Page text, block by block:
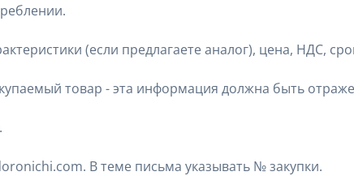
(если предлагаете аналог), цена, НДС,
товар - эта информация должна быть
В теме письма указывать № закупки.